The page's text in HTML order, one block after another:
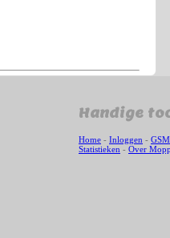
Handige
Home - Inloggen - GSM
Statistieken - Over